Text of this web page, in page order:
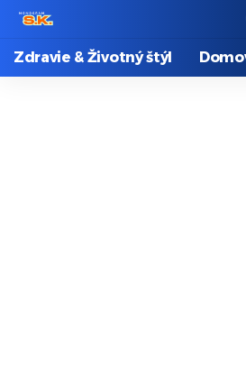
Zdravie & Životný štýl